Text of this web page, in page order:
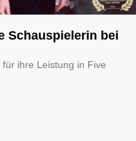
Schauspielerin bei
ihre Leistung in Five